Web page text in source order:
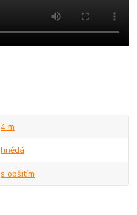
4 m
hnědá
s obšitím